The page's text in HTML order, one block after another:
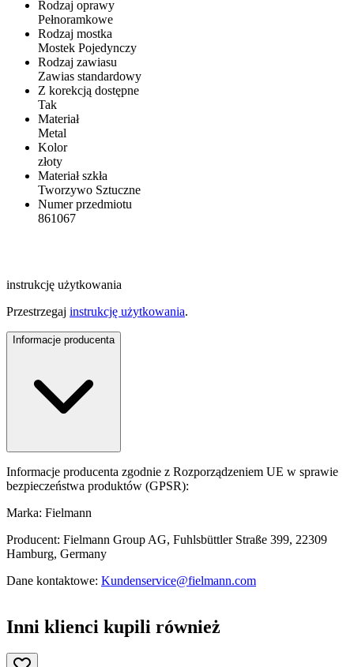
Rodzaj oprawy
Pełnoramkowe
Rodzaj mostka
Mostek Pojedynczy
Rodzaj zawiasu
Zawias standardowy
Z korekcją dostępne
Tak
Materiał
Metal
Kolor
złoty
Materiał szkła
Tworzywo Sztuczne
Numer przedmiotu
861067
instrukcję użytkowania
Przestrzegaj instrukcję użytkowania.
Informacje producenta
Informacje producenta zgodnie z Rozporządzeniem UE w sprawie
bezpieczeństwa produktów (GPSR):
Marka: Fielmann
Producent: Fielmann Group AG, Fuhlsbüttler Straße 399, 22309
Hamburg, Germany
Dane kontaktowe: Kundenservice@fielmann.com
Inni klienci kupili również